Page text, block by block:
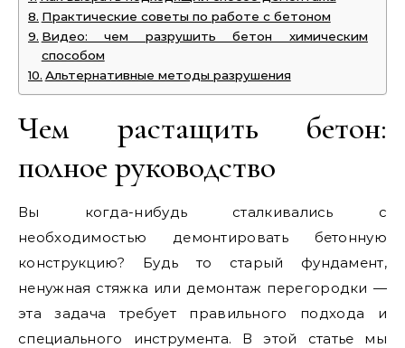
Практические советы по работе с бетоном
Видео: чем разрушить бетон химическим
способом
Альтернативные методы разрушения
Чем растащить бетон:
полное руководство
Вы когда-нибудь сталкивались с
необходимостью демонтировать бетонную
конструкцию? Будь то старый фундамент,
ненужная стяжка или демонтаж перегородки —
эта задача требует правильного подхода и
специального инструмента. В этой статье мы